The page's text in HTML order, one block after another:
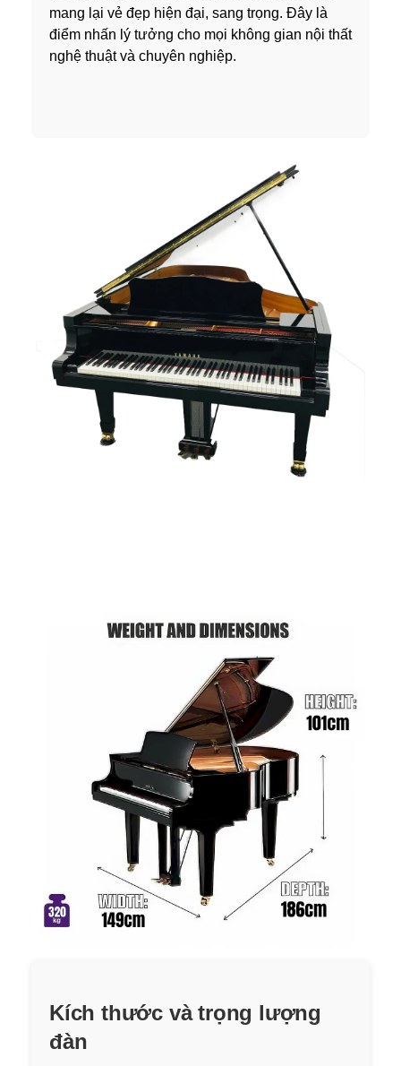
mang lại vẻ đẹp hiện đại, sang trọng. Đây là
điểm nhấn lý tưởng cho mọi không gian nội thất
nghệ thuật và chuyên nghiệp.
Kích thước và trọng lượng
đàn